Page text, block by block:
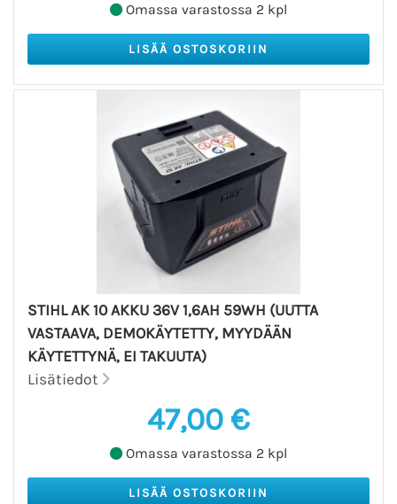
Omassa varastossa 2 kpl
STIHL AK 10 AKKU 36V 1,6AH 59WH (UUTTA
VASTAAVA, DEMOKÄYTETTY, MYYDÄÄN
KÄYTETTYNÄ, EI TAKUUTA)
Lisätiedot
47,00 €
Omassa varastossa 2 kpl